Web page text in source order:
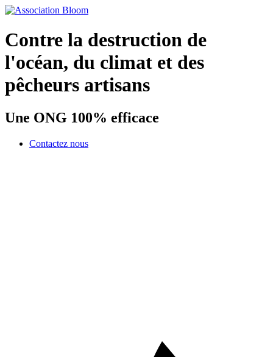
Contre la destruction de
l'océan, du climat et des
pêcheurs artisans
Une ONG 100% efficace
Contactez nous